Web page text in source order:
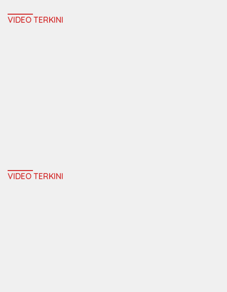
VIDEO TERKINI
VIDEO TERKINI